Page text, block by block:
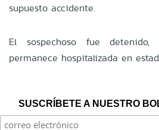
supuesto accidente.
El sospechoso fue
permanece hospitalizada en
SUSCRÍBETE A NUESTRO